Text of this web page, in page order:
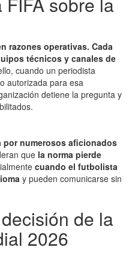
razones operativas. Cada
técnicos y canales de
cuando un periodista
autorizada para esa
detiene la pregunta y
por numerosos aficionados
que la norma pierde
cuando el futbolista
y pueden comunicarse sin
de la
2026